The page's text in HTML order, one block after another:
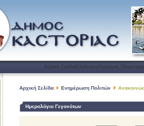
Αρχική ΣελίδαΣύνδεσμοιΧρήσιμες
Αρχική Σελίδα Ενημέρωση Πολιτών
Ημερολόγιο Γεγονότων